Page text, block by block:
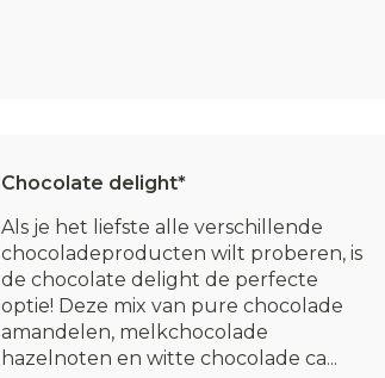
Chocolate delight*
Als je het liefste alle verschillende
chocoladeproducten wilt proberen, is
de chocolate delight de perfecte
optie! Deze mix van pure chocolade
amandelen, melkchocolade
hazelnoten en witte chocolade ca...